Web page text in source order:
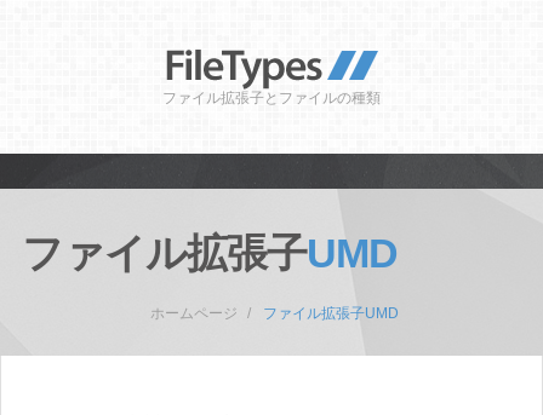
ファイル拡張子とファイルの種類
ファイル拡張子UMD
ホームページ ファイル拡張子UMD